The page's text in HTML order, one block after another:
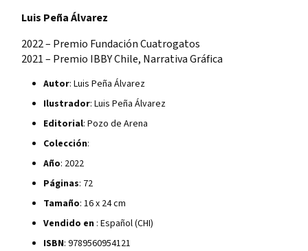
Luis Peña Álvarez
2022 – Premio Fundación Cuatrogatos
2021 – Premio IBBY Chile, Narrativa Gráfica
Autor: Luis Peña Álvarez
Ilustrador: Luis Peña Álvarez
Editorial: Pozo de Arena
Colección:
Año: 2022
Páginas: 72
Tamaño: 16 x 24 cm
Vendido en : Español (CHI)
ISBN: 9789560954121